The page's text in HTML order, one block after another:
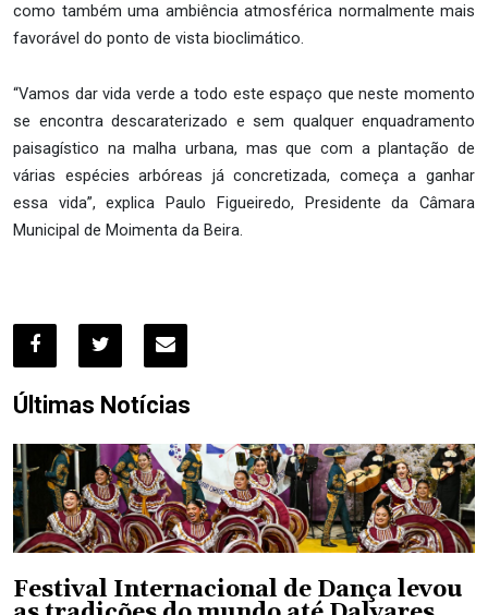
como também uma ambiência atmosférica normalmente mais
favorável do ponto de vista bioclimático.
“Vamos dar vida verde a todo este espaço que neste momento
se encontra descaraterizado e sem qualquer enquadramento
paisagístico na malha urbana, mas que com a plantação de
várias espécies arbóreas já concretizada, começa a ganhar
essa vida”, explica Paulo Figueiredo, Presidente da Câmara
Municipal de Moimenta da Beira.
Últimas Notícias
Festival Internacional de Dança levou